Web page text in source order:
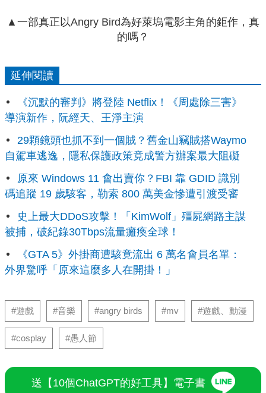
▲一部真正以Angry Bird為好萊塢電影主角的鉅作，真
的嗎？
延伸閱讀
《沉默的審判》將登陸 Netflix！《周處除三害》
導演新作，阮經天、王淨主演
29顆鏡頭也抓不到一個賊？舊金山竊賊搭Waymo
自駕車逃逸，隱私保護政策竟成警方辦案最大阻礙
原來 Windows 11 會出賣你？FBI 靠 GDID 識別
碼追蹤 19 歲駭客，勒索 800 萬美金慘遭引渡受審
史上最大DDoS攻擊！「KimWolf」殭屍網路主謀
被捕，破紀錄30Tbps流量癱瘓全球！
《GTA 5》外掛商遭駭竟流出 6 萬名會員名單：
外界驚呼「原來這麼多人在開掛！」
#遊戲 #音樂 #angry birds #mv #遊戲、動漫
#cosplay #愚人節
送【10個ChatGPT的好工具】電子書